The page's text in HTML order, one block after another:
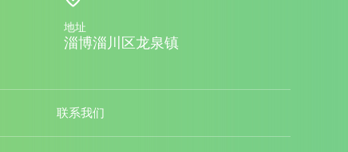
地址
淄博淄川区龙泉镇
联系我们